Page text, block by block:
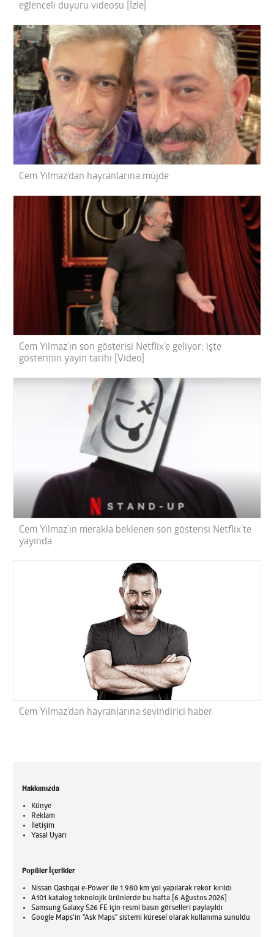
eğlenceli duyuru videosu [İzle]
Cem Yılmaz’dan hayranlarına müjde
Cem Yılmaz’ın son gösterisi Netflix’e geliyor; işte
gösterinin yayın tarihi [Video]
Cem Yılmaz’ın merakla beklenen son gösterisi Netflix’te
yayında
Cem Yılmaz’dan hayranlarına sevindirici haber
Hakkımızda
Künye
Reklam
İletişim
Yasal Uyarı
Popüler İçerikler
Nissan Qashqai e-Power ile 1.980 km yol yapılarak rekor kırıldı
A101 katalog teknolojik ürünlerde bu hafta [6 Ağustos 2026]
Samsung Galaxy S26 FE için resmi basın görselleri paylaşıldı
Google Maps'in "Ask Maps" sistemi küresel olarak kullanıma sunuldu